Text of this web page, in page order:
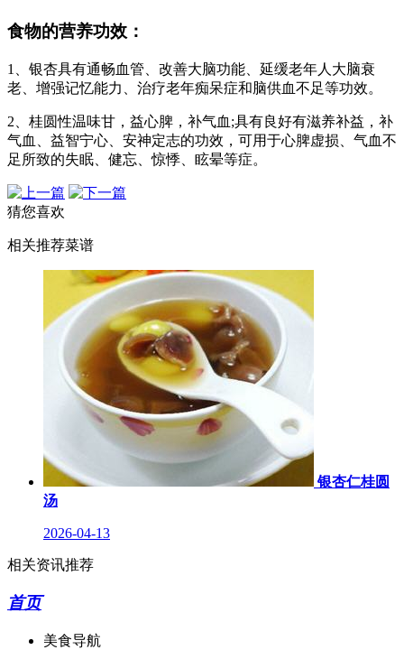
食物的营养功效：
1、银杏具有通畅血管、改善大脑功能、延缓老年人大脑衰
老、增强记忆能力、治疗老年痴呆症和脑供血不足等功效。
2、桂圆性温味甘，益心脾，补气血;具有良好有滋养补益，补
气血、益智宁心、安神定志的功效，可用于心脾虚损、气血不
足所致的失眠、健忘、惊悸、眩晕等症。
猜您喜欢
相关推荐菜谱
银杏仁桂圆
汤
2026-04-13
相关资讯推荐
首页
美食导航